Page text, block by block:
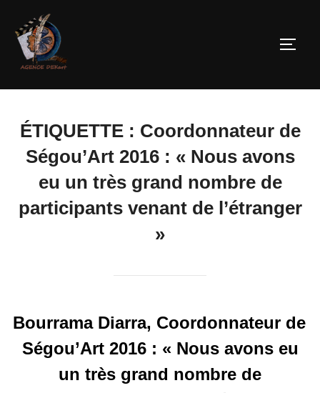
ÉTIQUETTE : Coordonnateur de
Ségou’Art 2016 : « Nous avons
eu un très grand nombre de
participants venant de l’étranger
»
Bourrama Diarra, Coordonnateur de
Ségou’Art 2016 : « Nous avons eu
un très grand nombre de